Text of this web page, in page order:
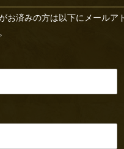
お済みの方は以下にメール